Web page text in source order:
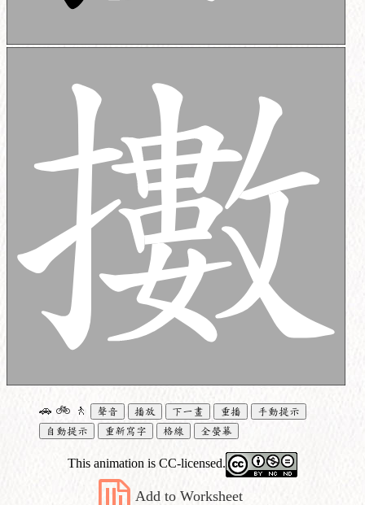
🚗 🚲 🚶 聲音 播放 下一畫 重播
手動提示
自動提示
重新寫字 格線 全螢幕
This animation is CC-licensed.
Add to Worksheet